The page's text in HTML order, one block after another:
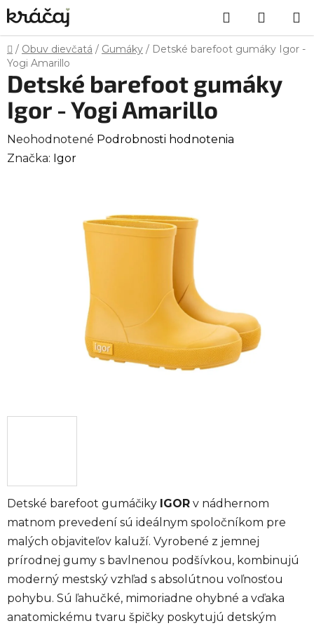
Prejsť
na
obsah
Hľadať
KOŠÍK
Domov
/ Obuv dievčatá / Gumáky / Detské barefoot gumáky Igor -
Yogi Amarillo
Detské barefoot gumáčiky IGOR v nádhernom
matnom prevedení sú ideálnym spoločníkom pre
malých objaviteľov kaluží. Vyrobené z jemnej
prírodnej gumy s bavlnenou podšívkou, kombinujú
moderný mestský vzhľad s absolútnou voľnosťou
pohybu. Sú ľahučké, mimoriadne ohybné a vďaka
anatomickému tvaru špičky poskytujú detským
Detské barefoot gumáky
Igor - Yogi Amarillo
Priemerné
hodnotenie
Neohodnotené Podrobnosti hodnotenia
Značka: Igor